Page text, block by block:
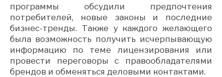
программы обсудили предпочтения
потребителей, новые законы и последние
бизнес-тренды. Также у каждого желающего
была возможность получить исчерпывающую
информацию по теме лицензирования или
провести переговоры с правообладателями
брендов и обменяться деловыми контактами.